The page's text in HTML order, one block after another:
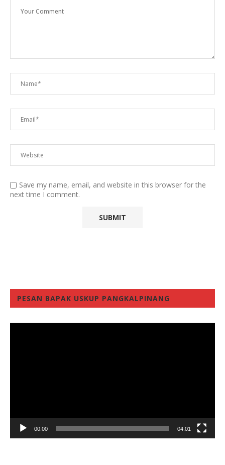
Save my name, email, and website in this browser for the
next time I comment.
PESAN BAPAK USKUP PANGKALPINANG
00:00 04:01